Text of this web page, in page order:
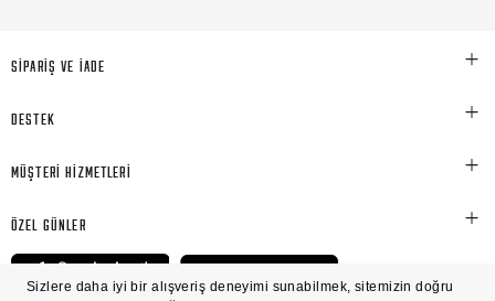
SİPARİŞ VE İADE
DESTEK
MÜŞTERİ HİZMETLERİ
ÖZEL GÜNLER